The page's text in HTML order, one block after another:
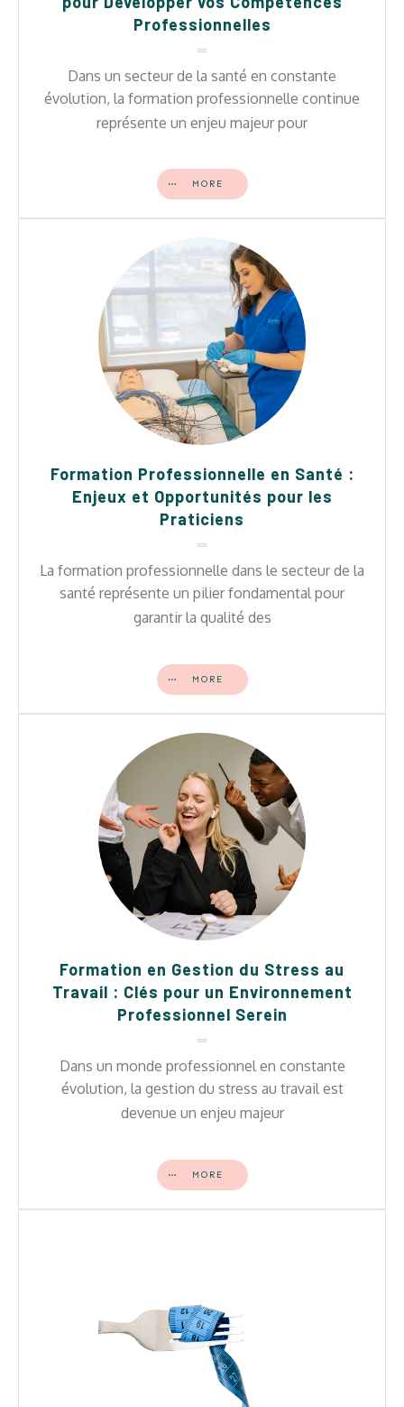
Professionnelles
Dans un secteur de la santé en constante
évolution, la formation professionnelle continue
représente un enjeu majeur pour
MORE
Formation Professionnelle en Santé :
Enjeux et Opportunités pour les
Praticiens
La formation professionnelle dans le secteur de la
santé représente un pilier fondamental pour
garantir la qualité des
MORE
Formation en Gestion du Stress au
Travail : Clés pour un Environnement
Professionnel Serein
Dans un monde professionnel en constante
évolution, la gestion du stress au travail est
devenue un enjeu majeur
MORE